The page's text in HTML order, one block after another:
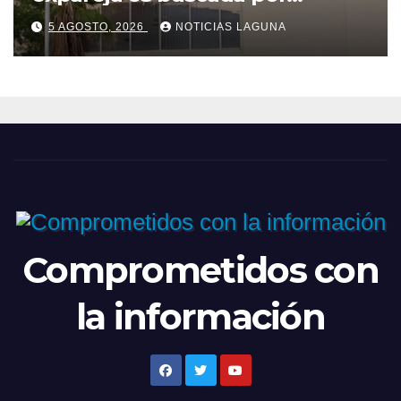
presunto intento de feminicidio
5 AGOSTO, 2026 NOTICIAS LAGUNA
Comprometidos con
la información